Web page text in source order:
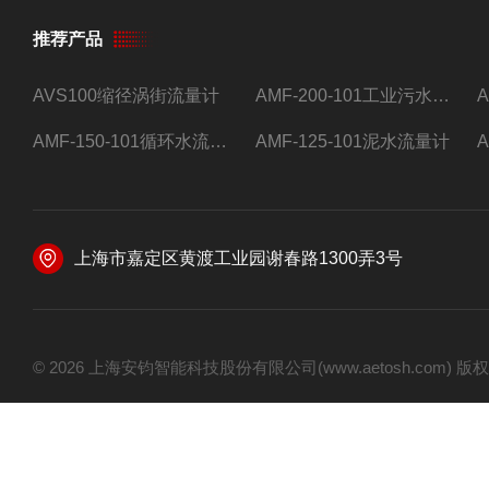
推荐产品
AVS100缩径涡街流量计 AMF-200-101工业污水流量计
AMF-150-101循环水流量计,电磁流量计 AMF-125-101泥水流量计
上海市嘉定区黄渡工业园谢春路1300弄3号
© 2026 上海安钧智能科技股份有限公司(www.aetosh.com) 版